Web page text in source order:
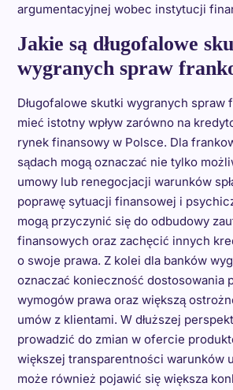
argumentacyjnej wobec instytucji
Jakie są długofalowe
wygranych spraw
Długofalowe skutki wygranych spraw
mieć istotny wpływ zarówno na
rynek finansowy w Polsce. Dla
sądach mogą oznaczać nie tylko
umowy lub renegocjacji warunków
poprawę sytuacji finansowej i
mogą przyczynić się do odbudowy
finansowych oraz zachęcić innych
o swoje prawa. Z kolei dla banków
oznaczać konieczność dostosowania
wymogów prawa oraz większą
umów z klientami. W dłuższej
prowadzić do zmian w ofercie
większej transparentności warunków
może również pojawić się większa